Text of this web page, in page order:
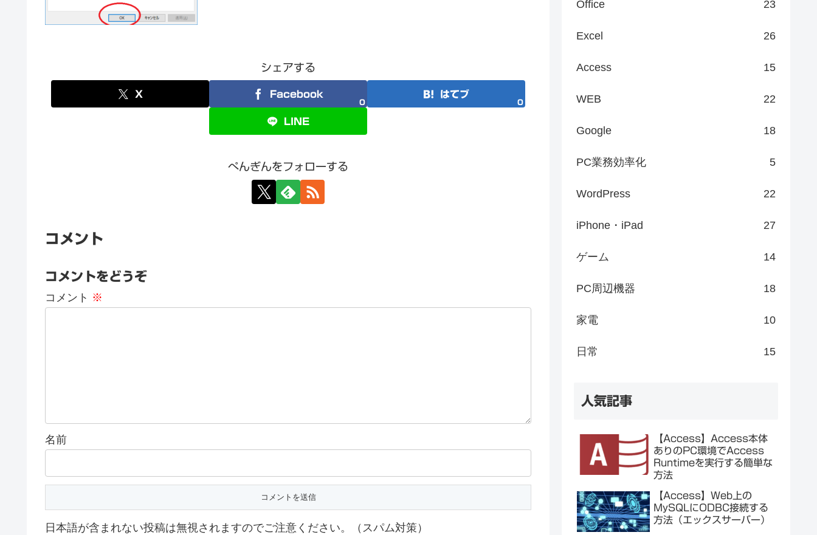
シェアする
X Facebook
0
はてブ
0
LINE
ぺんぎんをフォローする
コメント
コメントをどうぞ
コメント ※
名前
日本語が含まれない投稿は無視されますのでご注意ください。（スパム対策）
Office 23
Excel 26
Access 15
WEB 22
Google 18
PC業務効率化 5
WordPress 22
iPhone・iPad 27
ゲーム 14
PC周辺機器 18
家電 10
日常 15
人気記事
【Access】Access本体
ありのPC環境でAccess
Runtimeを実行する簡単な
方法
【Access】Web上の
MySQLにODBC接続する
方法（エックスサーバー）